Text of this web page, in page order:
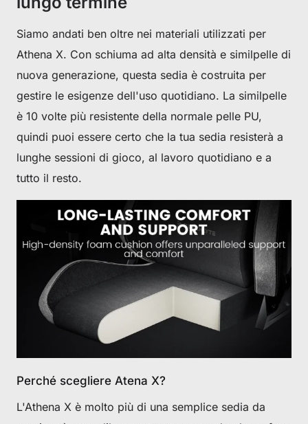
Siamo andati ben oltre nei materiali utilizzati per
Athena X. Con schiuma ad alta densità e similpelle di
nuova generazione, questa sedia è costruita per
gestire le esigenze dell'uso quotidiano. La similpelle
è 10 volte più resistente della normale pelle PU,
quindi puoi essere certo che la tua sedia resisterà a
lunghe sessioni di gioco, al lavoro quotidiano e a
tutto il resto.
Perché scegliere Atena X?
L'Athena X è molto più di una semplice sedia da
Get €30 off your first order!
Subscribe to unlock and stay updated on Blacklyte special offers,
new releases and more!
CLAIM YOUR DISCOUNT
No, suscribe later